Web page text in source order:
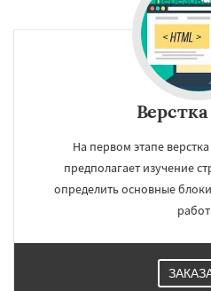
На первом этапе
предполагает изучение
определить основные